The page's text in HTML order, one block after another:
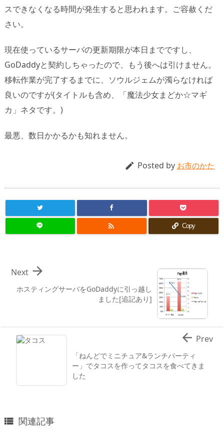
スできなくなる時間が発生すると思われます。ご容赦くだ
さい。
現在使っているサーバの更新期限が本日までですし、
GoDaddyと契約しちゃったので、もう後へは引けません。
移転作業が完了するまでに、ソウルジェムが濁らなければ
良いのですが(タイトルも含め、「魔法少女まどか☆マギ
カ」ネタです。)
最悪、数日かかるかも知れません。
 Posted by お市のかた
 Copy
ホスティングサーバをGoDaddyに引っ越し
ました[追記あり]

Next
「ねんどでミニチュア&ランチパーティ
ー」でタコスを作ってタコスを食べてきま
した
 Prev
 関連記事